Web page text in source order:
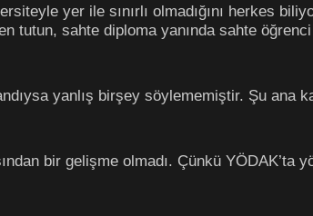
yer ile sınırlı olmadığını herkes
tutun, sahte diploma yanında sahte
yanlış birşey söylememiştir. Şu ana
bir gelişme olmadı. Çünkü YÖDAK’ta